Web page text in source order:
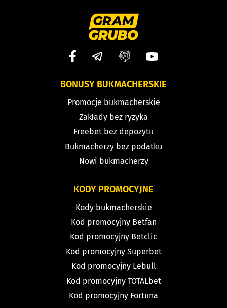
BONUSY BUKMACHERSKIE
Promocje bukmacherskie
Zakłady bez ryzyka
Freebet bez depozytu
Bukmacherzy bez podatku
Nowi bukmacherzy
KODY PROMOCYJNE
Kody bukmacherskie
Kod promocyjny Betfan
Kod promocyjny Betclic
Kod promocyjny Superbet
Kod promocyjny Lebull
Kod promocyjny TOTALbet
Kod promocyjny Fortuna